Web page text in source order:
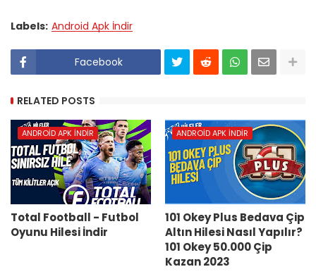
Labels: Android Apk İndir
Facebook
RELATED POSTS
ANDROID APK İNDIR
Total Football - Futbol
Oyunu Hilesi İndir
ANDROID APK İNDIR
101 Okey Plus Bedava Çip
Altın Hilesi Nasıl Yapılır?
101 Okey 50.000 Çip
Kazan 2023